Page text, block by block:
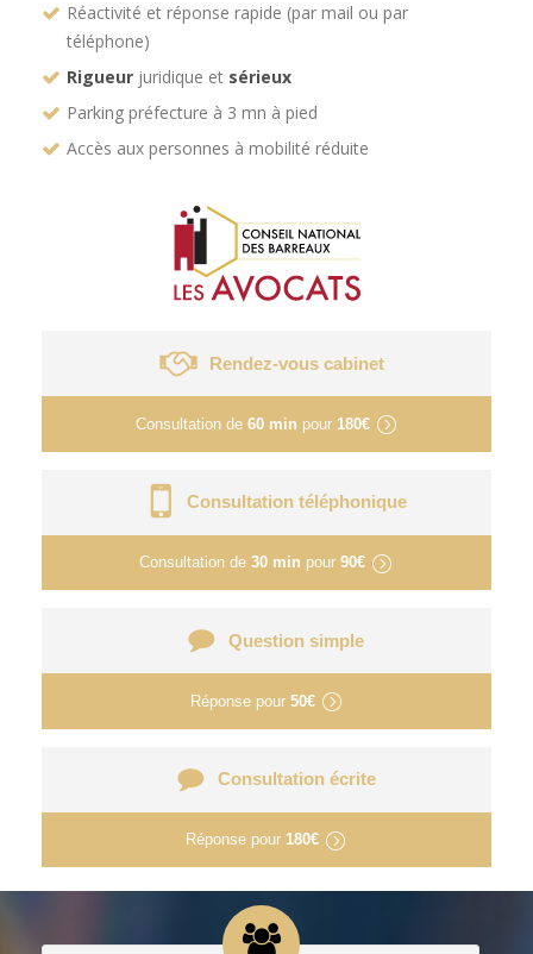
Réactivité et réponse rapide (par mail ou par
téléphone)
Rigueur juridique et sérieux
Parking préfecture à 3 mn à pied
Accès aux personnes à mobilité réduite
Rendez-vous cabinet
Consultation de 60 min pour 180€
Consultation téléphonique
Consultation de 30 min pour 90€
Question simple
Réponse pour 50€
Consultation écrite
Réponse pour 180€